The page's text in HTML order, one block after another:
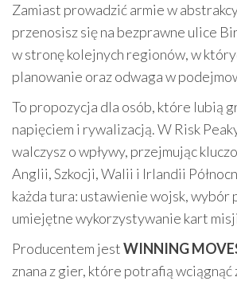
Zamiast prowadzić armie w
przenosisz się na bezprawne ulice
w stronę kolejnych regionów, w
planowanie oraz odwaga w
To propozycja dla osób, które lubią
napięciem i rywalizacją. W Risk
walczysz o wpływy, przejmując
Anglii, Szkocji, Walii i Irlandii
każda tura: ustawienie wojsk,
umiejętne wykorzystywanie kart
Producentem jestWINNING
znana z gier, które potrafią wciągnąć